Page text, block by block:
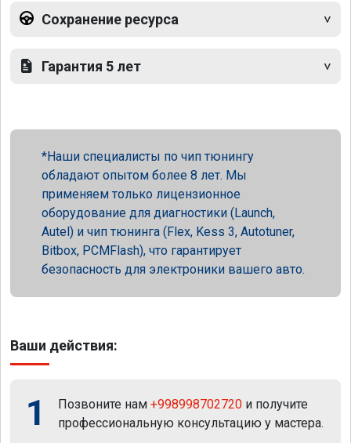
Сохранение ресурса
Гарантия 5 лет
Наши специалисты по чип тюнингу
обладают опытом более 8 лет. Мы
применяем только лицензионное
оборудование для диагностики (Launch,
Autel) и чип тюнинга (Flex, Kess 3, Autotuner,
Bitbox, PCMFlash), что гарантирует
безопасность для электроники вашего авто.
Ваши действия:
1 Позвоните нам +998998702720 и получите
профессиональную консультацию у мастера.